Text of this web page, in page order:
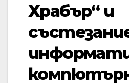
Храбър“ и